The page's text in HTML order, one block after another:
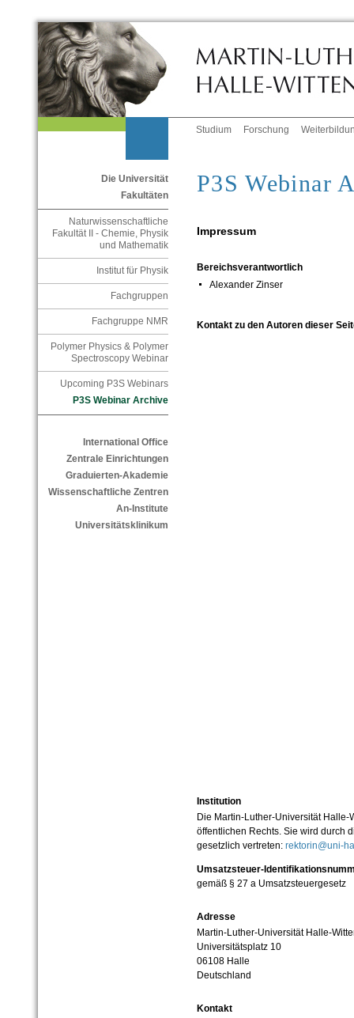
Studium Forschung
Die Universität
Fakultäten
Naturwissenschaftliche
Fakultät II - Chemie, Physik
und Mathematik
Institut für Physik
Fachgruppen
Fachgruppe NMR
Polymer Physics & Polymer
Spectroscopy Webinar
Upcoming P3S Webinars
P3S Webinar Archive
International Office
Zentrale Einrichtungen
Graduierten-Akademie
Wissenschaftliche Zentren
An-Institute
Universitätsklinikum
P3S Webinar
Impressum
Bereichsverantwortlich
Alexander Zinser
Kontakt zu den Autoren dieser
Institution
Die Martin-Luther-Universität
öffentlichen Rechts. Sie wird durch
gesetzlich vertreten: rektorin@uni-
Umsatzsteuer-
gemäß § 27 a Umsatzsteuergesetz
Adresse
Martin-Luther-Universität Halle-
Universitätsplatz 10
06108 Halle
Deutschland
Kontakt